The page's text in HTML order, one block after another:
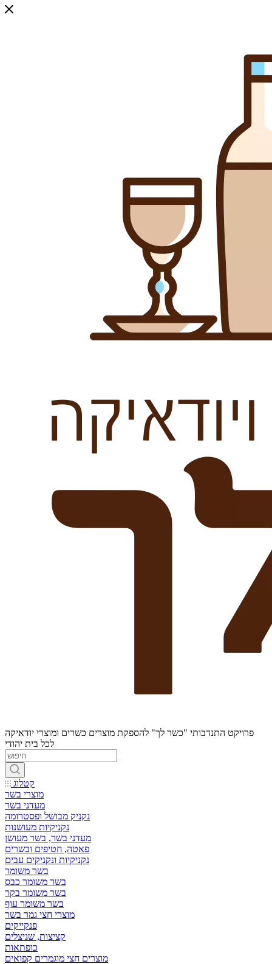
פרויקט התנדבותי "כשר לך" להספקת מוצרים כשרים ומוצרי יודאיקה
לכל בית יהודי
קטלוג
מוצרי בשר
מעדני בשר
נקניק מבושל ופסטרומה
נקניקיות מעושנות
מעדני בשר, בשר מעושן
פאטה, חטיפים ובשרים
נקניקיות ונקניקים עבים
בשר משומר
בשר משומר כבס
בשר משומר בקר
בשר משומר עוף
מוצרי חצי גמר בשר
פנקייקים
קציצות, שניצלים
כופתאות
מוצרים חצי מוגמרים קפואים